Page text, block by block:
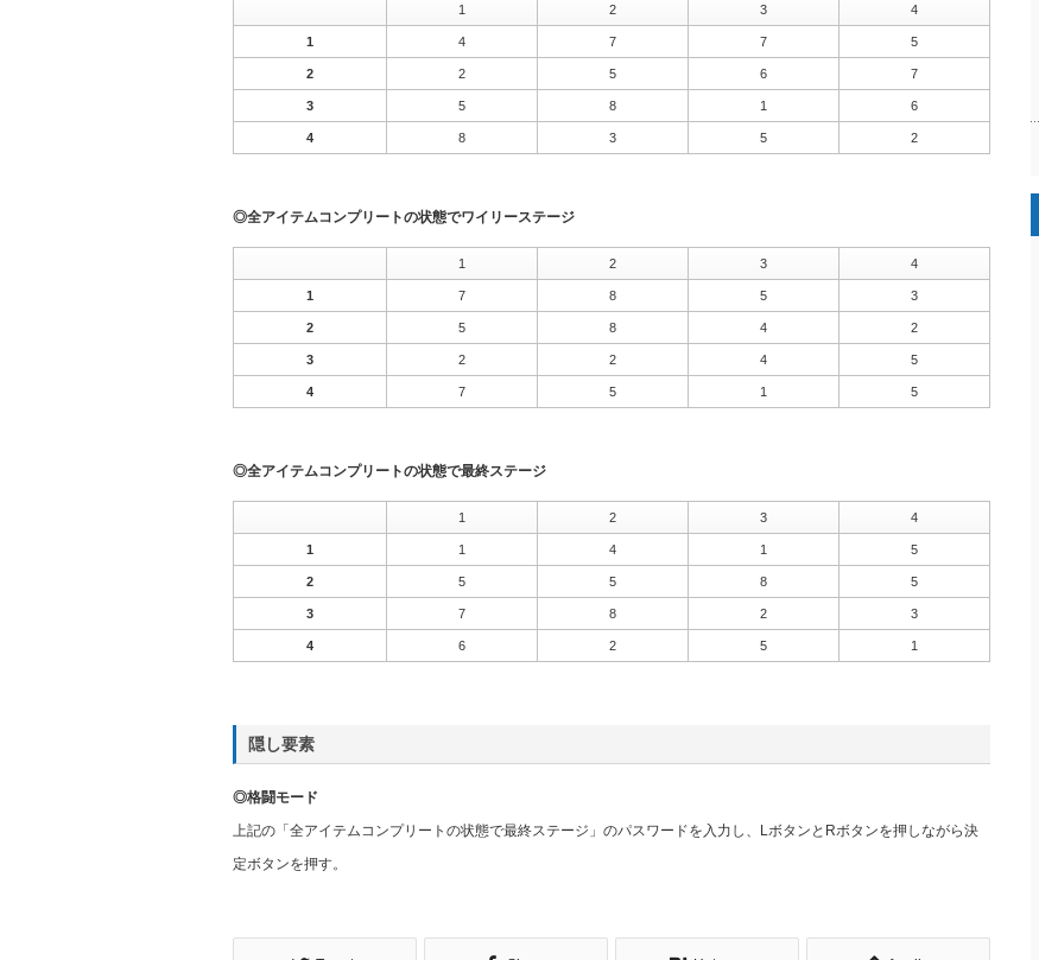
1 2 3 4
1 4 7 7 5
2 2 5 6 7
3 5 8 1 6
4 8 3 5 2
◎全アイテムコンプリートの状態でワイリーステージ
1 2 3 4
1 7 8 5 3
2 5 8 4 2
3 2 2 4 5
4 7 5 1 5
◎全アイテムコンプリートの状態で最終ステージ
1 2 3 4
1 1 4 1 5
2 5 5 8 5
3 7 8 2 3
4 6 2 5 1
隠し要素
◎格闘モード
上記の「全アイテムコンプリートの状態で最終ステージ」のパスワードを入力し、LボタンとRボタンを押しながら決
定ボタンを押す。